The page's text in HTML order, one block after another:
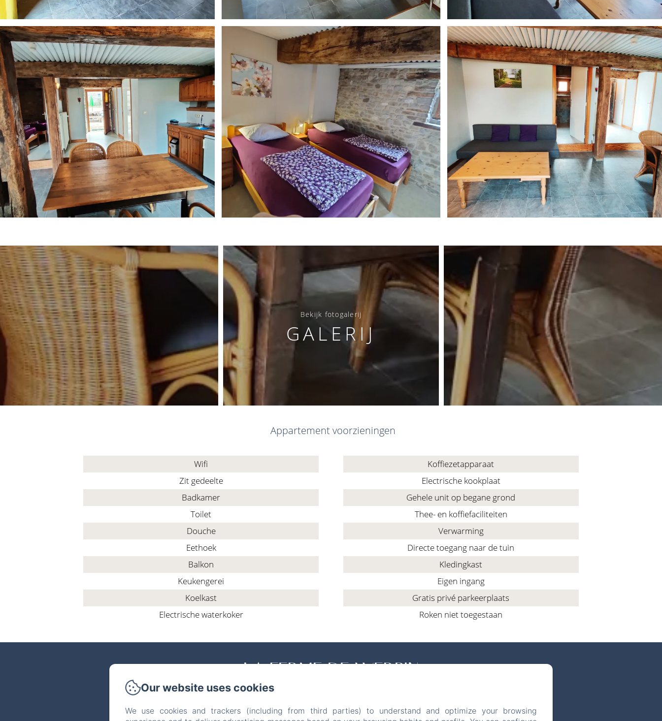
Bekijk fotogalerij
GALERIJ
Appartement voorzieningen
Wifi
Zit gedeelte
Badkamer
Toilet
Douche
Eethoek
Balkon
Keukengerei
Koelkast
Electrische waterkoker
Koffiezetapparaat
Electrische kookplaat
Gehele unit op begane grond
Thee- en koffiefaciliteiten
Verwarming
Directe toegang naar de tuin
Kledingkast
Eigen ingang
Gratis privé parkeerplaats
Roken niet toegestaan
LA FERME DE WERPIN
Rue de la vierge 7, Hotton, 6990, België
amioutdoor@gmail.com
Our website uses cookies
We use cookies and trackers (including from third parties) to understand and optimize your browsing